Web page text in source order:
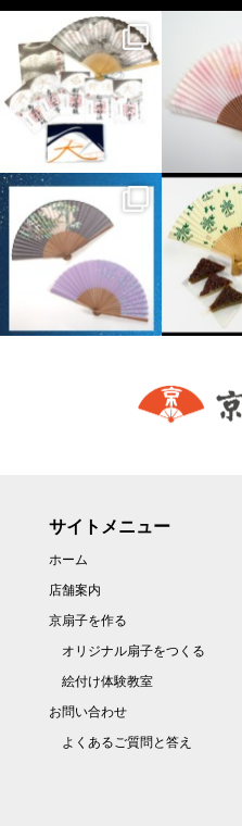
サイトメニュー
ホーム
店舗案内
京扇子を作る
オリジナル扇子をつくる
絵付け体験教室
お問い合わせ
よくあるご質問と答え